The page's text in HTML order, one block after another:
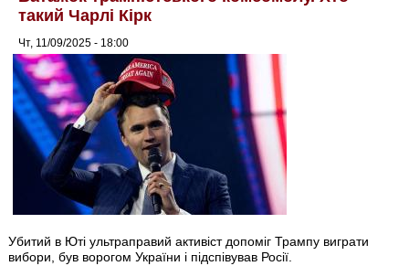
такий Чарлі Кірк
Чт, 11/09/2025 - 18:00
Убитий в Юті ультраправий активіст допоміг Трампу виграти
вибори, був ворогом України і підспівував Росії.